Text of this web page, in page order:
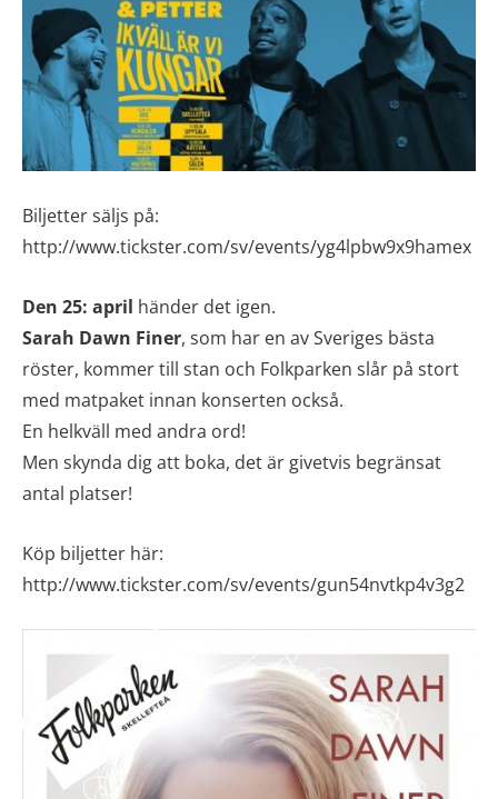
Biljetter säljs på:
http://www.tickster.com/sv/events/yg4lpbw9x9hamex
Den 25: april händer det igen.
Sarah Dawn Finer, som har en av Sveriges bästa
röster, kommer till stan och Folkparken slår på stort
med matpaket innan konserten också.
En helkväll med andra ord!
Men skynda dig att boka, det är givetvis begränsat
antal platser!
Köp biljetter här:
http://www.tickster.com/sv/events/gun54nvtkp4v3g2